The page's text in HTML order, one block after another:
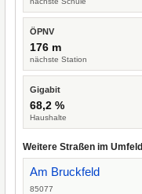
ÖPNV
176 m
nächste Station
Gigabit
68,2 %
Haushalte
Weitere Straßen im Umfeld
Am Bruckfeld
85077